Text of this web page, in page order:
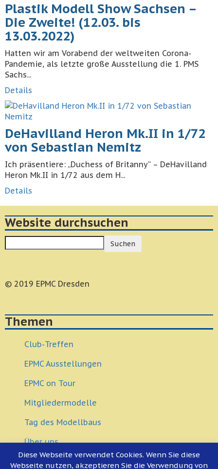
Plastik Modell Show Sachsen –
Die Zweite! (12.03. bis
13.03.2022)
Hatten wir am Vorabend der weltweiten Corona-
Pandemie, als letzte große Ausstellung die 1. PMS
Sachs...
Details
DeHavilland Heron Mk.II in 1/72
von Sebastian Nemitz
Ich präsentiere: „Duchess of Britanny“ – DeHavilland
Heron Mk.II in 1/72 aus dem H...
Details
Website durchsuchen
Suchen
© 2019 EPMC Dresden
Themen
Club-Treffen
EPMC Ausstellungen
EPMC on Tour
Mitgliedermodelle
Tag des Modellbaus
Über uns
Diese Webseite verwendet Cookies. Wenn Sie diese
Webseite nutzen, akzeptieren Sie die Verwendung von